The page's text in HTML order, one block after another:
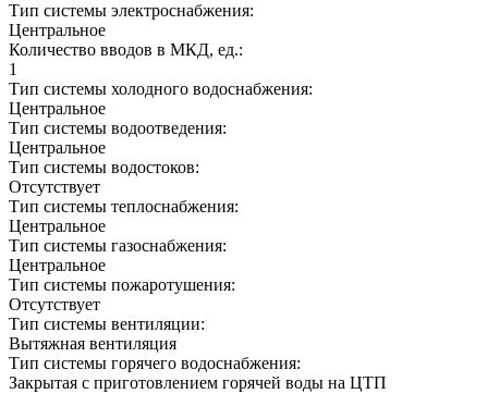
Тип системы электроснабжения:
Центральное
Количество вводов в МКД, ед.:
1
Тип системы холодного водоснабжения:
Центральное
Тип системы водоотведения:
Центральное
Тип системы водостоков:
Отсутствует
Тип системы теплоснабжения:
Центральное
Тип системы газоснабжения:
Центральное
Тип системы пожаротушения:
Отсутствует
Тип системы вентиляции:
Вытяжная вентиляция
Тип системы горячего водоснабжения:
Закрытая с приготовлением горячей воды на ЦТП